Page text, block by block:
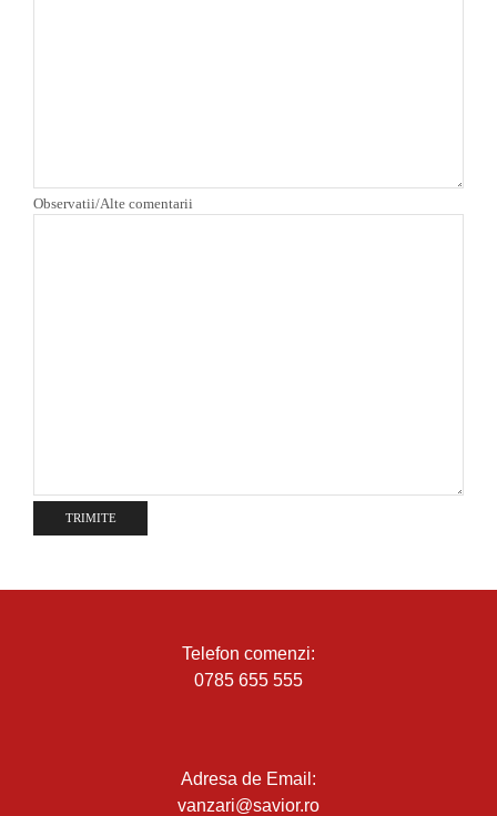
Observatii/Alte comentarii
Telefon comenzi:
0785 655 555
Adresa de Email:
vanzari@savior.ro